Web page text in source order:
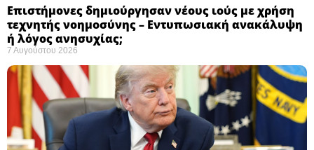
Επιστήμονες δημιούργησαν νέους ιούς με χρήση
τεχνητής νοημοσύνης – Εντυπωσιακή ανακάλυψη
ή λόγος ανησυχίας; ​
7 Αυγούστου 2026